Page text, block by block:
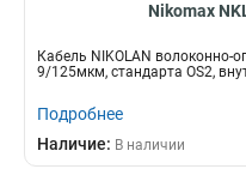
Nikomax
Кабель NIKOLAN волоконно-
9/125мкм, стандарта OS2,
Подробнее
Наличие: В наличии